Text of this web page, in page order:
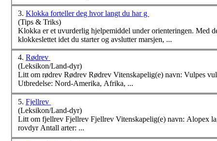
3. Klokka forteller deg hvor langt du har g
(Tips & Triks)
Klokka er et uvurderlig hjelpemiddel under orienteringen. Med
klokkeslettet idet du starterog avslutter marsjen, ...
4. Rødrev
(Leksikon/Land-dyr)
Utbredelse: Nord-Amerika, Afrika, ...
5. Fjellrev
(Leksikon/Land-dyr)
Litt om fjellrev Fjellrev Fjellrev Vitenskapelig(e) navn: Alopex lagopus Norsk(e) navn: fjellrev, polarrev, arktisk rev, hvitrev, blårev Hører til: hundefamilien,
rovdyr Antall arter: ...